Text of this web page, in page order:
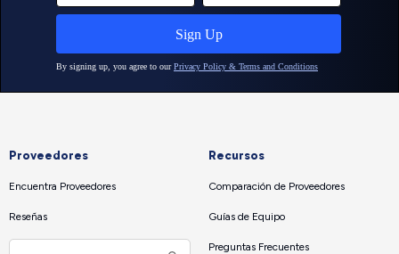
Proveedores
Encuentra Proveedores
Reseñas
Recursos
Comparación de Proveedores
Guías de Equipo
Preguntas Frecuentes